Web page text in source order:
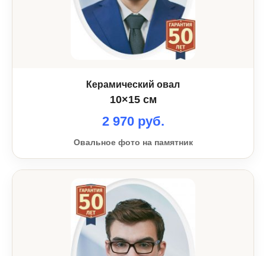
Керамический овал
10×15 см
2 970 руб.
Овальное фото на памятник